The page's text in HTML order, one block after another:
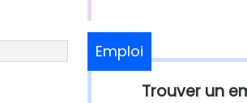
Emploi
Trouver un